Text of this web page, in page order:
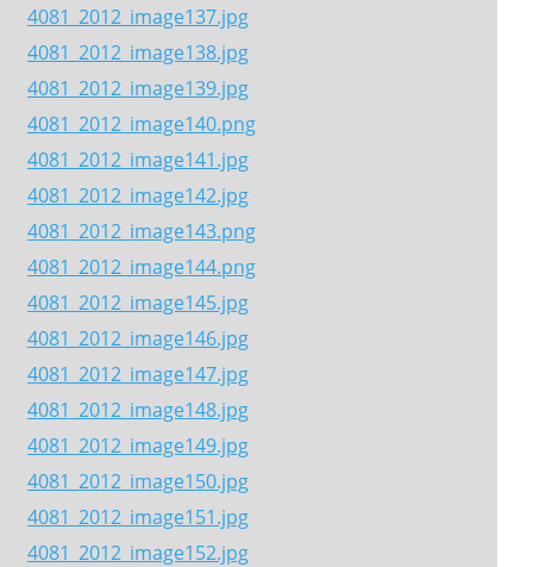
4081_2012_image137.jpg
4081_2012_image138.jpg
4081_2012_image139.jpg
4081_2012_image140.png
4081_2012_image141.jpg
4081_2012_image142.jpg
4081_2012_image143.png
4081_2012_image144.png
4081_2012_image145.jpg
4081_2012_image146.jpg
4081_2012_image147.jpg
4081_2012_image148.jpg
4081_2012_image149.jpg
4081_2012_image150.jpg
4081_2012_image151.jpg
4081_2012_image152.jpg